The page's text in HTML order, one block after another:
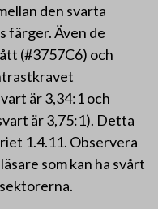
den svarta
färger. Även de
(#3757C6) och
är 3,34:1 och
är 3,75:1). Detta
1.4.11. Observera
som kan ha svårt